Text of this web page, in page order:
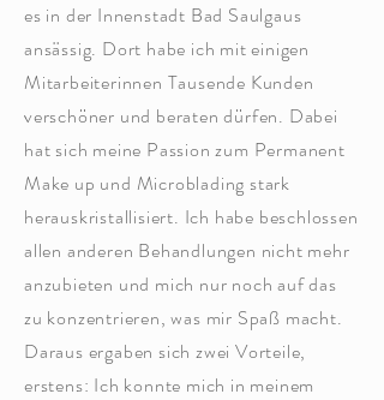
es in der Innenstadt Bad Saulgaus
ansässig. Dort habe ich mit einigen
Mitarbeiterinnen Tausende Kunden
verschöner und beraten dürfen. Dabei
hat sich meine Passion zum Permanent
Make up und Microblading stark
herauskristallisiert. Ich habe beschlossen
allen anderen Behandlungen nicht mehr
anzubieten und mich nur noch auf das
zu konzentrieren, was mir Spaß macht.
Daraus ergaben sich zwei Vorteile,
erstens: Ich konnte mich in meinem